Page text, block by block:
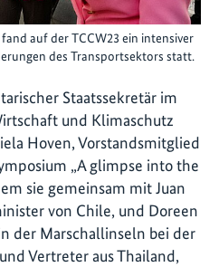
auf der TCCW23 ein intensiver
des Transportsektors statt.
Staatssekretär im
und Klimaschutz
Hoven, Vorstandsmitglied
„A glimpse into the
sie gemeinsam mit Juan
von Chile, und Doreen
der Marschallinseln bei der
Vertreter aus Thailand,